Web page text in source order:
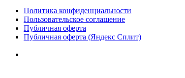
Политика конфиденциальности
Пользовательское соглашение
Публичная оферта
Публичная оферта (Яндекс Сплит)